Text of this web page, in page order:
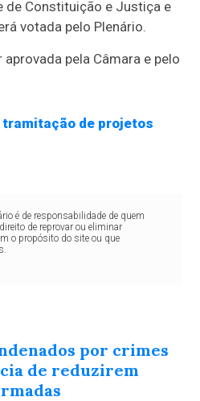
de Constituição e Justiça e
votada pelo Plenário.
pela Câmara e pelo
tramitação de projetos
é de responsabilidade de quem
de reprovar ou eliminar
o propósito do site ou que
por crimes
de reduzirem